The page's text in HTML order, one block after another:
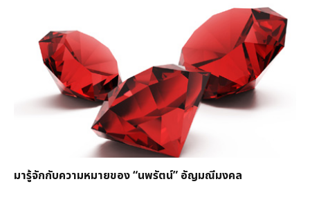
มารู้จักกับความหมายของ “นพรัตน์” อัญมณีมงคล